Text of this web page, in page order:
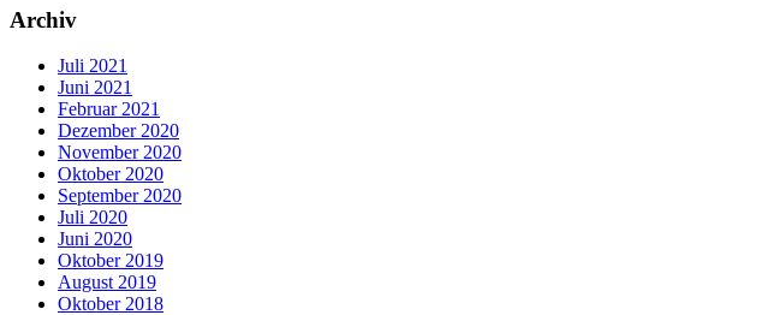
Archiv
Juli 2021
Juni 2021
Februar 2021
Dezember 2020
November 2020
Oktober 2020
September 2020
Juli 2020
Juni 2020
Oktober 2019
August 2019
Oktober 2018